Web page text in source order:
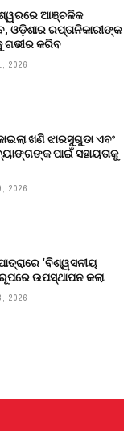
ଆଞ୍ଚଳିକ
ଓଡ଼ିଶାର ରପ୍ତାନିକାରୀଙ୍କ
ଗଭୀର କରିବ
2026
ଖଣି ଝାରସୁଗୁଡା ଏବଂ
ପାଇଁ ସହାୟତାକୁ
2026
‘ବିଶ୍ୱସନୀୟ
ରୂପରେ ଉପସ୍ଥାପନ କଲା
2026